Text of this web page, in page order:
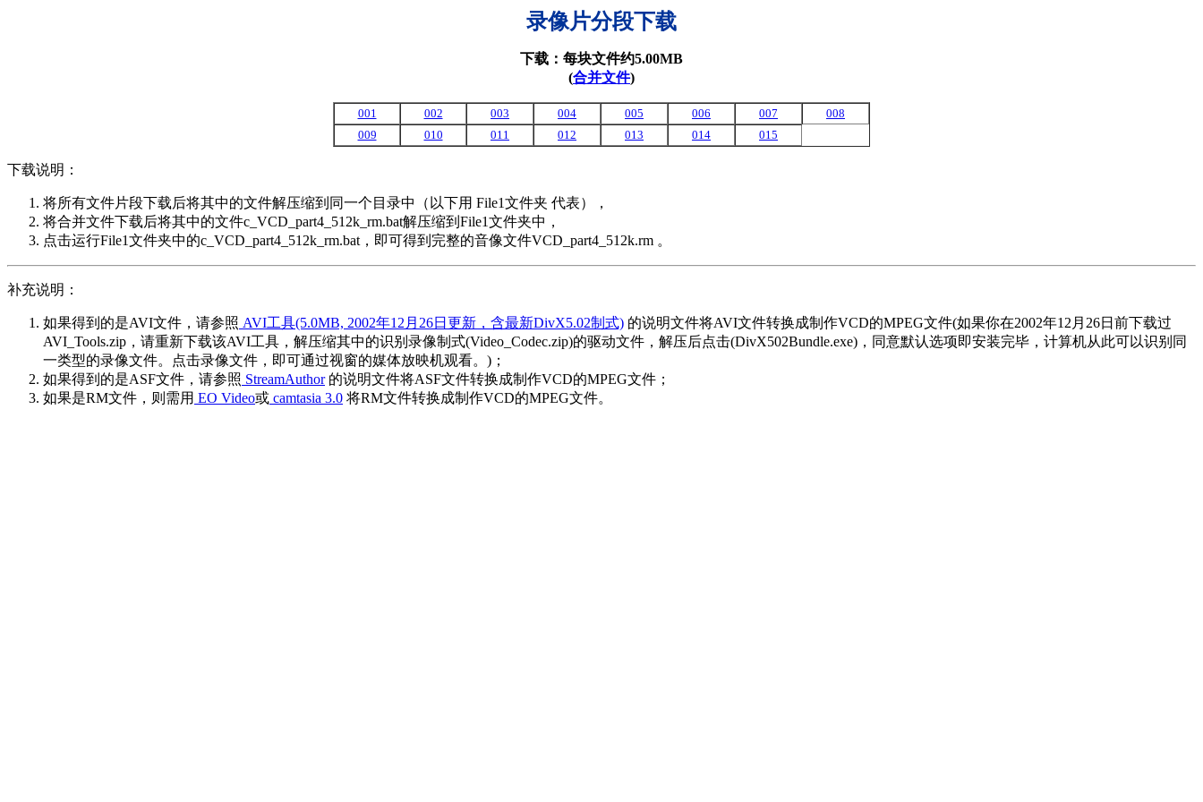
录像片分段下载
下载：每块文件约5.00MB
(合并文件)
001 002 003 004 005 006 007
008
009
010 011 012 013 014 015
下载说明：
将所有文件片段下载后将其中的文件解压缩到同一个目录中（以下用 File1文件夹 代表），
将合并文件下载后将其中的文件c_VCD_part4_512k_rm.bat解压缩到File1文件夹中，
点击运行File1文件夹中的c_VCD_part4_512k_rm.bat，即可得到完整的音像文件VCD_part4_512k.rm 。
补充说明：
如果得到的是AVI文件，请参照 AVI工具(5.0MB, 2002年12月26日更新，含最新DivX5.02制式) 的说明文件将AVI文件转换成制作VCD的MPEG文件(如果你在2002年12月26日前下载过
AVI_Tools.zip，请重新下载该AVI工具，解压缩其中的识别录像制式(Video_Codec.zip)的驱动文件，解压后点击(DivX502Bundle.exe)，同意默认选项即安装完毕，计算机从此可以识别同
一类型的录像文件。点击录像文件，即可通过视窗的媒体放映机观看。)；
如果得到的是ASF文件，请参照 StreamAuthor的说明文件将ASF文件转换成制作VCD的MPEG文件；
如果是RM文件，则需用 EO Video或 camtasia 3.0 将RM文件转换成制作VCD的MPEG文件。